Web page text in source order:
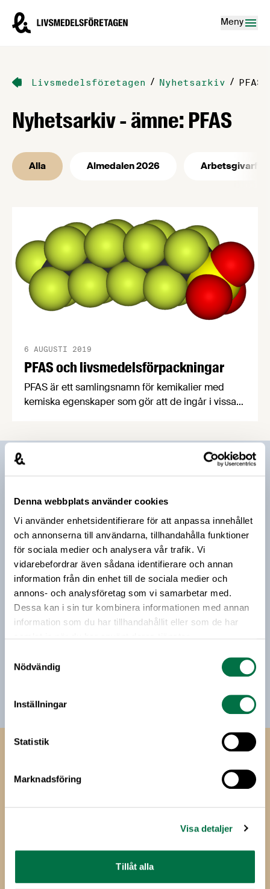
Denna webbplats använder cookies
Vi använder enhetsidentifierare för att anpassa innehållet
och annonserna till användarna, tillhandahålla funktioner
för sociala medier och analysera vår trafik. Vi
vidarebefordrar även sådana identifierare och annan
information från din enhet till de sociala medier och
annons- och analysföretag som vi samarbetar med.
Dessa kan i sin tur kombinera informationen med annan
information som du har tillhandahållit eller som de har
Nödvändig
Inställningar
Statistik
Marknadsföring
Visa detaljer
Tillåt alla
Livsmedelsföretagen – till startsidan
Meny
Livsmedelsföretagen / Nyhetsarkiv / PFAS
Nyhetsarkiv - ämne: PFAS
Alla Almedalen 2026
PFAS och livsmedelsförpackningar
6 AUGUSTI 2019
PFAS är ett samlingsnamn för kemikalier med
kemiska egenskaper som gör att de ingår i vissa
exponeringen av perfluorerade
alkylföreningar (PFOS och PFOA) som kommer
från mat så liten att det tolerabla dagliga intaget
Prenumerera på vårt nyhetsbrev
Vårt nyhetsbrev kommer ut 3-4 gånger i månaden och
riktar sig till alla med ett intresse för
livsmedelsföretagande och den svenska
livsmedelsbranschen. När du anmäler dig till vårt
nyhetsbrev godkänner du Livsmedelsföretagens
hantering av personuppgifter.
E-post:
till min inkorg. Livsmedelsföretagen ska inte dela eller
sälja min personliga information. Jag kan när som helst
Livsmedelsföretagen
114 85 Stockholm